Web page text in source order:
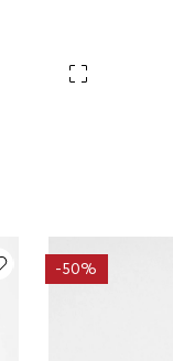
-50%